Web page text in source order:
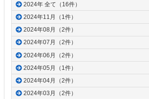
2024年 全て（16件）
2024年11月（1件）
2024年08月（2件）
2024年07月（2件）
2024年06月（2件）
2024年05月（1件）
2024年04月（2件）
2024年03月（2件）